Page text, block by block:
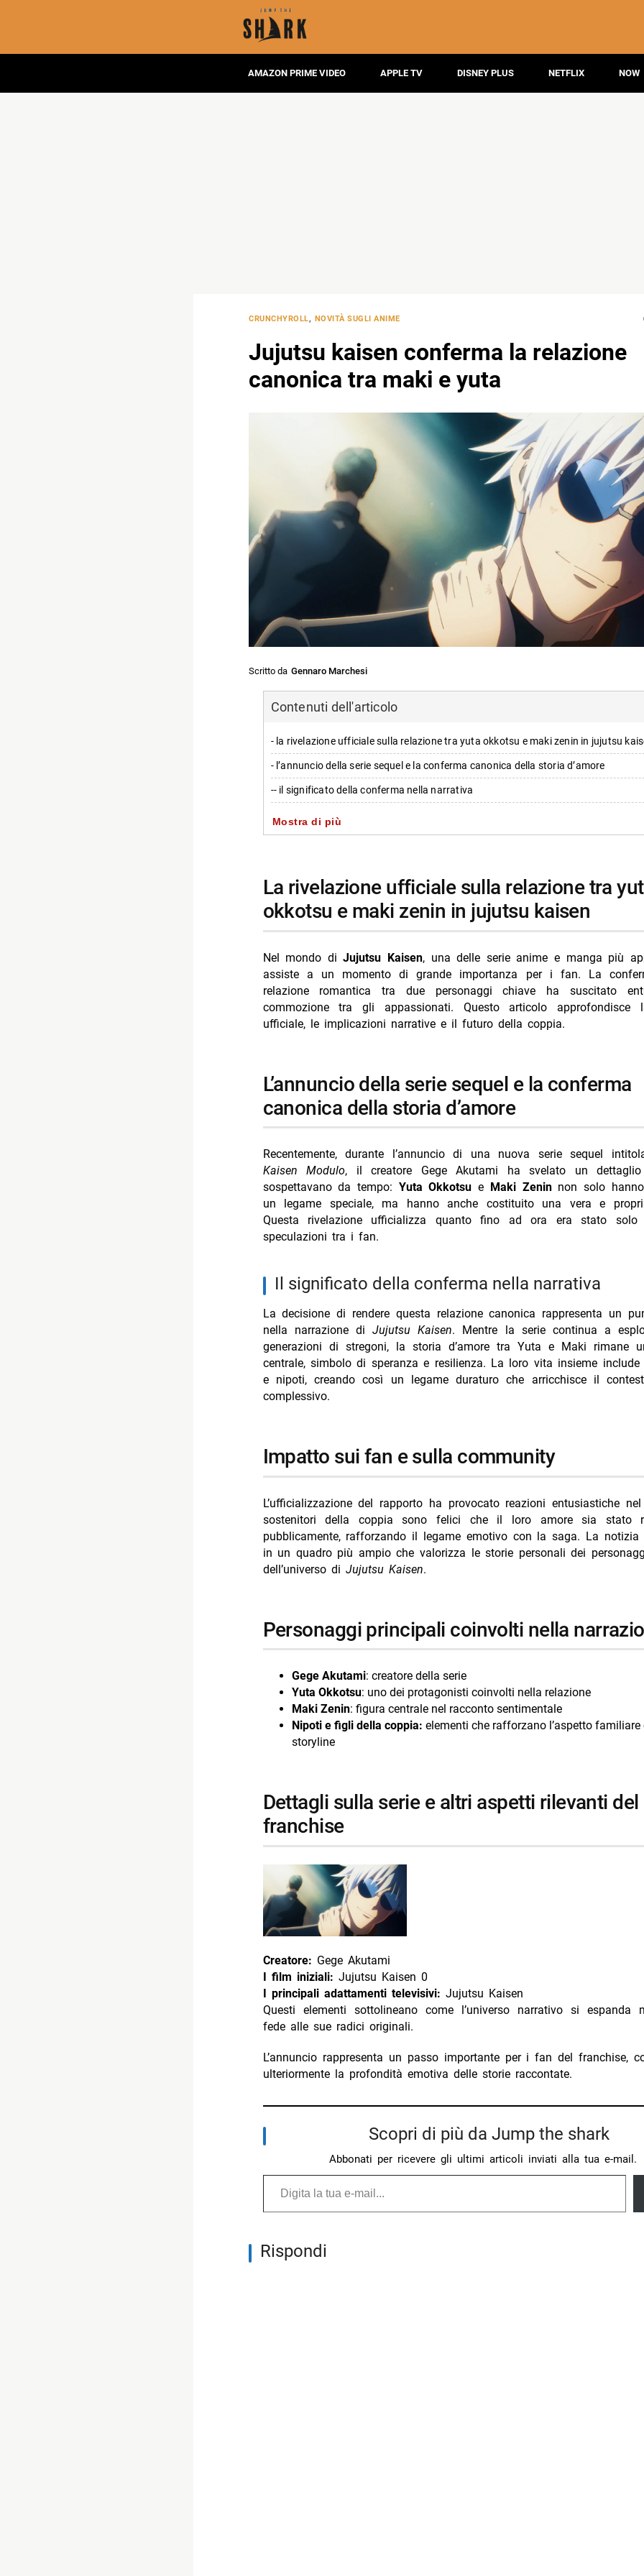
AMAZON PRIME VIDEO APPLE TV DISNEY PLUS NETFLIX NOW
CRUNCHYROLL, NOVITÀ SUGLI ANIME
Jujutsu kaisen conferma la relazione
canonica tra maki e yuta
Scritto da Gennaro Marchesi
Contenuti dell'articolo
- la rivelazione ufficiale sulla relazione tra yuta okkotsu e maki zenin in jujutsu
- l’annuncio della serie sequel e la conferma canonica della storia d’amore
-- il significato della conferma nella narrativa
- impatto sui fan e sulla community
- personaggi principali coinvolti nella narrazione
-- Scopri di più da Jump the shark
-- RispondiAnnulla risposta
- X-men 97 la morte più grande della serie e le conseguenze importanti per la
- Goku volto di dragon ball annunciato ufficialmente
- Solo leveling isekai rivale finisce dopo 6 anni con voto 10 su 10 perfetto
Mostra di più
la rivelazione ufficiale sulla relazione tra yuta
okkotsu e maki zenin in jujutsu kaisen
Nel mondo diJujutsu Kaisen, una delle serie anime e manga più
assiste a un momento di grande importanza per i fan. La
relazione romantica tra due personaggi chiave ha suscitato
commozione tra gli appassionati. Questo articolo approfondisce
ufficiale, le implicazioni narrative e il futuro della coppia.
l’annuncio della serie sequel e la conferma
canonica della storia d’amore
Recentemente, durante l’annuncio di una nuova serie sequel
Kaisen Modulo, il creatore Gege Akutami ha svelato un
sospettavano da tempo: Yuta Okkotsu e Maki Zeninnon solo
un legame speciale, ma hanno anche costituito una vera e
Questa rivelazione ufficializza quanto fino ad ora era stato solo
speculazioni tra i fan.
il significato della conferma nella narrativa
La decisione di rendere questa relazione canonica rappresenta un
nella narrazione diJujutsu Kaisen. Mentre la serie continua a
generazioni di stregoni, la storia d’amore tra Yuta e Maki rimane
centrale, simbolo di speranza e resilienza. La loro vita insieme include
e nipoti, creando così un legame duraturo che arricchisce il
complessivo.
impatto sui fan e sulla community
L’ufficializzazione del rapporto ha provocato reazioni entusiastiche
sostenitori della coppia sono felici che il loro amore sia stato
pubblicamente, rafforzando il legame emotivo con la saga. La notizia
in un quadro più ampio che valorizza le storie personali dei
dell’universo di Jujutsu Kaisen.
personaggi principali coinvolti nella
Gege Akutami: creatore della serie
Yuta Okkotsu: uno dei protagonisti coinvolti nella relazione
Maki Zenin: figura centrale nel racconto sentimentale
Nipoti e figli della coppia: elementi che rafforzano l’aspetto familiare
storyline
dettagli sulla serie e altri aspetti rilevanti del
franchise
Creatore: Gege Akutami
I film iniziali: Jujutsu Kaisen 0
I principali adattamenti televisivi: Jujutsu Kaisen
Questi elementi sottolineano come l’universo narrativo si espanda
fede alle sue radici originali.
L’annuncio rappresenta un passo importante per i fan del franchise,
ulteriormente la profondità emotiva delle storie raccontate.
Scopri di più da Jump the shark
Abbonati per ricevere gli ultimi articoli inviati alla tua e-mail.
Digita la tua e-mail...
Rispondi